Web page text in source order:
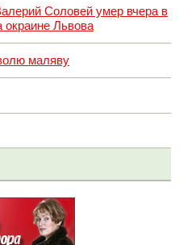
Соловей умер вчера в
окраине Львова
маляву